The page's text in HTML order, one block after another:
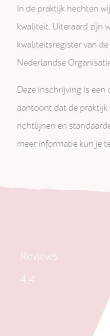
In de praktijk hechten
kwaliteit. Uiteraard zijn
kwaliteitsregister van
Nederlandse
Deze inschrijving is een
aantoont dat de praktijk
richtlijnen en
meer informatie kun je
Reviews
4.4